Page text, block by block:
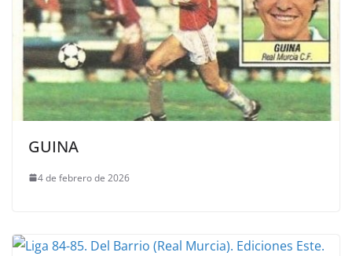
GUINA
4 de febrero de 2026